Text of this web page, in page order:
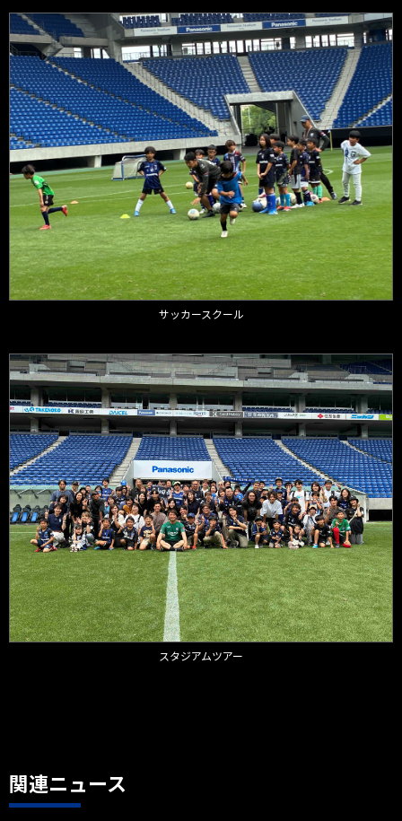
サッカースクール
スタジアムツアー
関連ニュース